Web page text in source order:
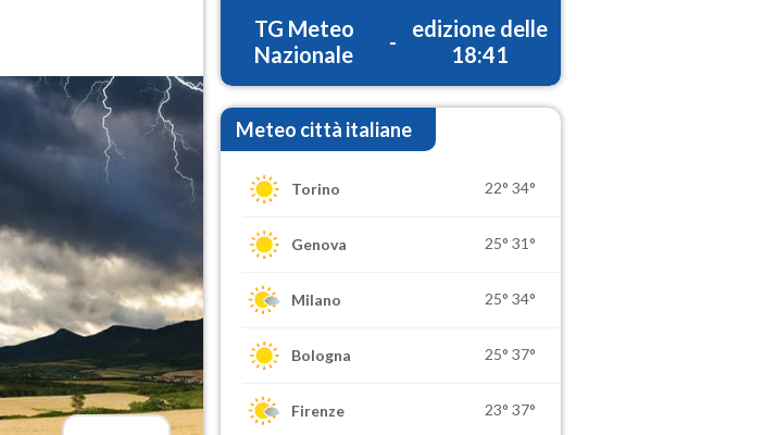
TG Meteo
Nazionale
-
edizione delle
18:41
Meteo città italiane
Torino 22° 34°
Genova 25° 31°
Milano 25° 34°
Bologna 25° 37°
Firenze 23° 37°